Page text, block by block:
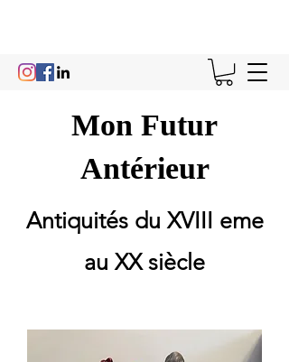
Mon Futur
Antérieur
Antiquités du XVIII eme
au XX siècle